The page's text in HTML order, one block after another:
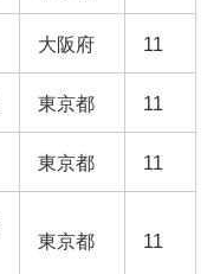
大阪府 11
東京都 11
東京都 11
東京都 11